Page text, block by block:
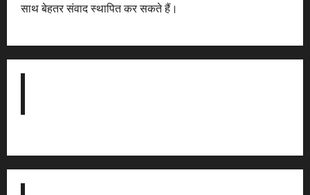
साथ बेहतर संवाद स्थापित कर सकते हैं।